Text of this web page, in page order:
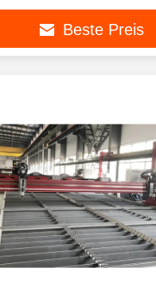
Beste Preis